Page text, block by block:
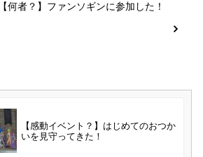
【何者？】ファンソギンに参加した！
【感動イベント？】はじめてのおつか
いを見守ってきた！